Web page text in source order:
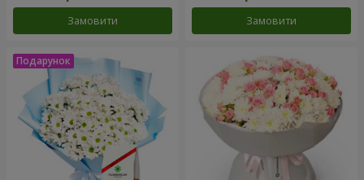
Замовити Замовити